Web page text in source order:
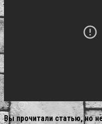
Вы прочитали статью, но